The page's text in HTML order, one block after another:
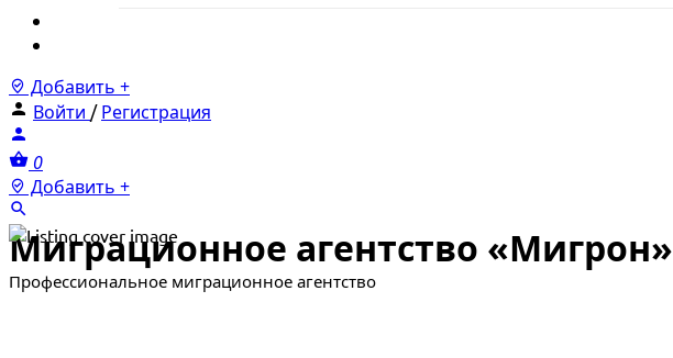
Добавить +
Войти / Регистрация
0
Добавить +
Миграционное агентство «Мигрон»
Профессиональное миграционное агентство